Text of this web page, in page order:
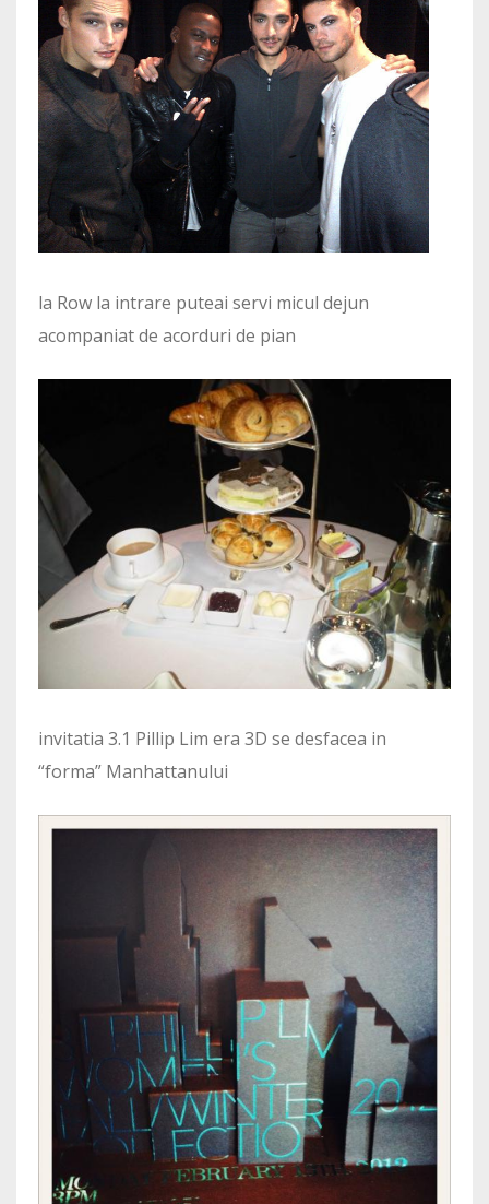
la Row la intrare puteai servi micul dejun
acompaniat de acorduri de pian
invitatia 3.1 Pillip Lim era 3D se desfacea in
“forma” Manhattanului